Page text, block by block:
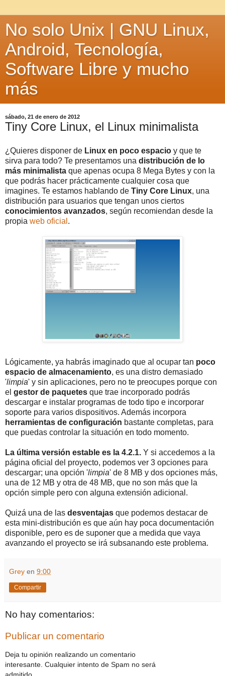
No solo Unix | GNU Linux,
Android, Tecnología,
Software Libre y mucho
más
sábado, 21 de enero de 2012
Tiny Core Linux, el Linux minimalista
¿Quieres disponer de Linux en poco espacio y que te
sirva para todo? Te presentamos una distribución de lo
más minimalista que apenas ocupa 8 Mega Bytes y con la
que podrás hacer prácticamente cualquier cosa que
imagines. Te estamos hablando de Tiny Core Linux, una
distribución para usuarios que tengan unos ciertos
conocimientos avanzados, según recomiendan desde la
propia web oficial .
Lógicamente, ya habrás imaginado que al ocupar tan poco
espacio de almacenamiento, es una distro demasiado
'limpia' y sin aplicaciones, pero no te preocupes porque con
el gestor de paquetes que trae incorporado podrás
descargar e instalar programas de todo tipo e incorporar
soporte para varios dispositivos. Además incorpora
herramientas de configuración bastante completas, para
que puedas controlar la situación en todo momento.
La última versión estable es la 4.2.1. Y si accedemos a la
página oficial del proyecto, podemos ver 3 opciones para
descargar; una opción 'limpia' de 8 MB y dos opciones más,
una de 12 MB y otra de 48 MB, que no son más que la
opción simple pero con alguna extensión adicional.
Quizá una de las desventajas que podemos destacar de
esta mini-distribución es que aún hay poca documentación
disponible, pero es de suponer que a medida que vaya
avanzando el proyecto se irá subsanando este problema.
Grey en 9:00
Compartir
No hay comentarios:
Publicar un comentario
Deja tu opinión realizando un comentario
interesante. Cualquier intento de Spam no será
admitido.